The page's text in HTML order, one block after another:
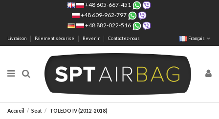
+48 605-667-451
+48 609-962-797
+48 882-022-516
Livraison Paiement sécurisé Revenir Contactez-nous Français
Accueil Seat TOLEDO IV (2012-2018)